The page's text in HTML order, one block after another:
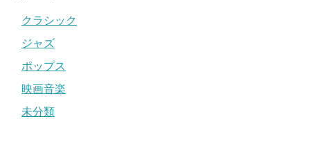
クラシック
ジャズ
ポップス
映画音楽
未分類